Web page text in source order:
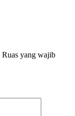
Ruas yang wajib